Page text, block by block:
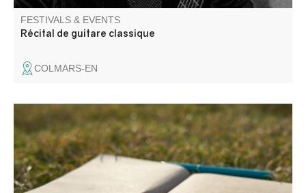
FESTIVALS & EVENTS
Récital de guitare classique
COLMARS-EN
Entre ciel, pierres et chemins, venez cueillir les mots là où
le paysage les murmure. La CCAPV vous invite à un
atelier mêlant balade et temps d’écriture, pour explorer le
territoire autrement et laisser émerger votre expression.